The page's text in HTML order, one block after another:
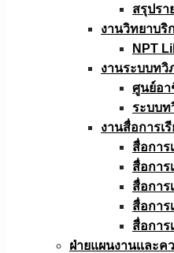
สรุปรา
งานวิทยาบริ
NPT
งานระบบทวิ
ศูนย์อ
ระบบท
งานสื่อการเ
สื่อการ
สื่อการ
สื่อการ
สื่อการ
สื่อการ
ฝ่ายแผนงานเเละ